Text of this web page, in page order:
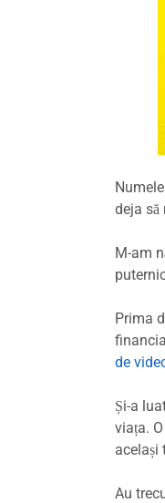
deja să
M-am
Prima
de
Și-a
viața.
același
Au